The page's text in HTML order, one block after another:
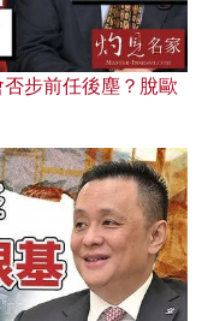
步前任後塵？脫歐